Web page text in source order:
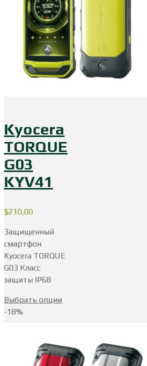
Kyocera
TORQUE
G03
KYV41
$210,00
Защищенный
смартфон
Kyocera TORQUE
G03 Класс
защиты IP68
Выбрать опции
-18%